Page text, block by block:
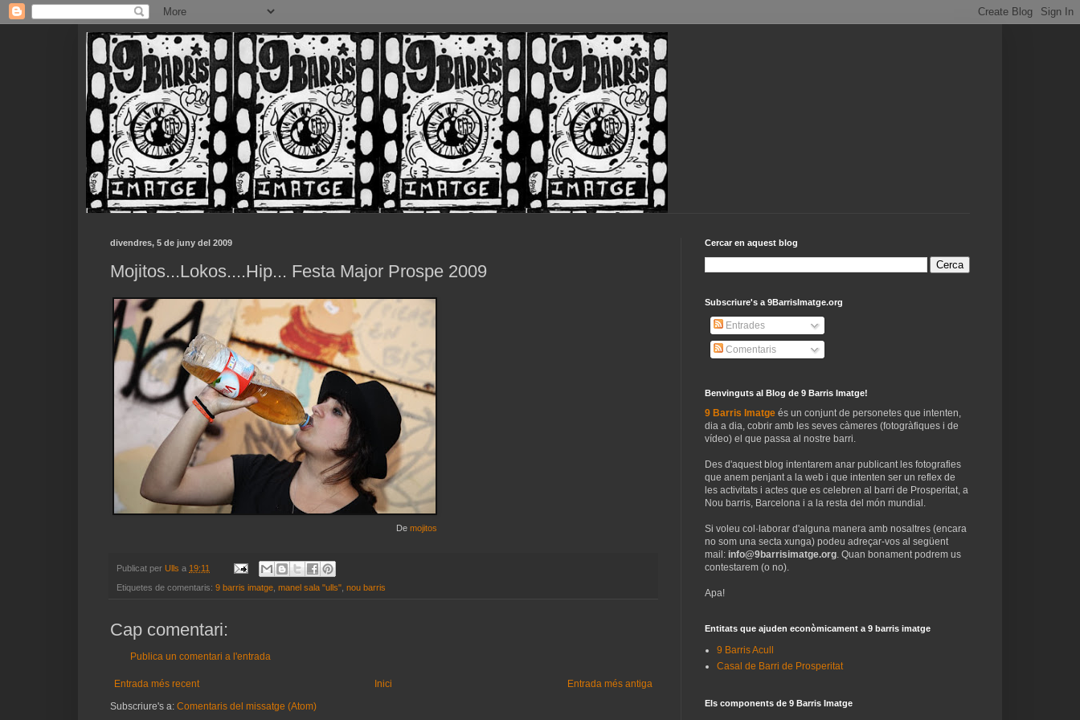
divendres, 5 de juny del 2009
Mojitos...Lokos....Hip... Festa Major Prospe 2009
De mojitos
Publicat per Ulls a 19:11
Etiquetes de comentaris: 9 barris imatge manel sala "ulls" nou barris
Cap comentari:
Publica un comentari a l'entrada
Entrada més recent Entrada més antiga
Inici
Subscriure's a: Comentaris del missatge (Atom)
Cercar en aquest blog
Subscriure's a 9BarrisImatge.org
Entrades
Comentaris
Benvinguts al Blog de 9 Barris Imatge!
9 Barris Imatge és un conjunt de personetes que intenten,
dia a dia, cobrir amb les seves càmeres (fotogràfiques i de
vídeo) el que passa al nostre barri.
Des d'aquest blog intentarem anar publicant les fotografies
que anem penjant a la web i que intenten ser un reflex de
les activitats i actes que es celebren al barri de Prosperitat, a
Nou barris, Barcelona i a la resta del món mundial.
Si voleu col·laborar d'alguna manera amb nosaltres (encara
no som una secta xunga) podeu adreçar-vos al següent
mail: info@9barrisimatge.org. Quan bonament podrem us
contestarem (o no).
Apa!
Entitats que ajuden econòmicament a 9 barris imatge
9 Barris Acull
Casal de Barri de Prosperitat
Els components de 9 Barris Imatge